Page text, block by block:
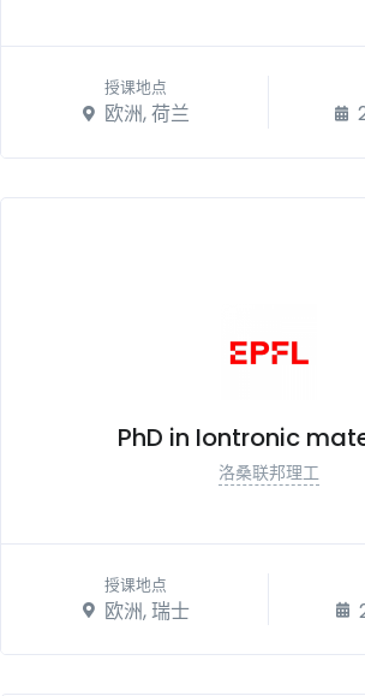
授课地点
欧洲, 荷兰
PhD in Iontronic
洛桑联邦理工
授课地点
欧洲, 瑞士